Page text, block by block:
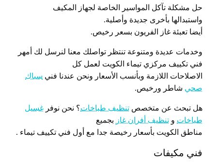
حل مشكلة تآكل المواسير الخاصة لجهاز المكيف
واستبدالها بأخرى جديدة وأصلية.
أيضا تعبئة غاز الفريون بسعر رخيص.
وخدمات عديدة ومتنوعة تنتظر تواصلك معنا لنرسل لك أمهر
فني تكييف مركزي تيماء الكويت لعمل كل
الاصلاحات اللازمة وبأنسب الأسعار ونحن عندنا فني سباك
صحي شاطر ورخيص.
هل تبحث عن متخصص تنظيف طباخات؟ نحن نوفر غسيل
طباخات و تنظيف أفران غاز بجميع
مناطق الكويت بأسعار رخيصة جدا مع أول فني تكييف تيماء .
فني مكيفات